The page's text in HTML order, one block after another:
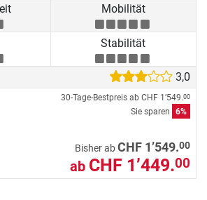
Mobilität
Stabilität
3,0
30-Tage-Bestpreis ab CHF 1’549.00
Sie sparen 6%
Bisher abCHF 1’549.00
ab CHF 1’449.00